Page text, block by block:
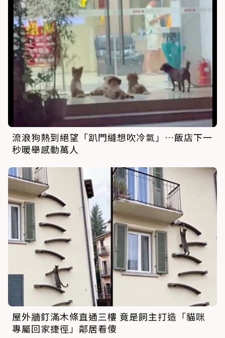
流浪狗熱到絕望「趴門縫想吹冷氣」…飯店下一
秒暖舉感動萬人
屋外牆釘滿木條直通三樓 竟是飼主打造「貓咪
專屬回家捷徑」鄰居看傻